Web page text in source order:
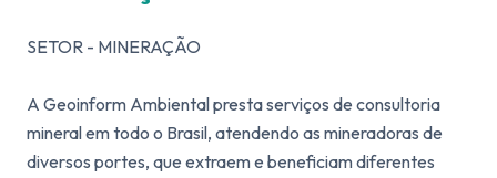
SETOR - MINERAÇÃO
A Geoinform Ambiental presta serviços de consultoria
mineral em todo o Brasil, atendendo as mineradoras de
diversos portes, que extraem e beneficiam diferentes